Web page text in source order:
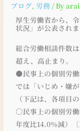
ブログ,労務 / By
厚生労働省から、
状況」が公表され
総合労働相談件数
超え、高止まり。
●民事上の個別労
では「いじめ・嫌
（下記は、各項目
〇民事上の個別労
年度比14.0％減）